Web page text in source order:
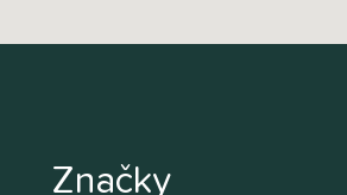
Značky